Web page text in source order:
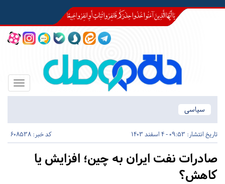
Toggle
سیاسی
تاریخ انتشار: 09:53 - 4 اسفند 1403 کد خبر: 608538
صادرات نفت ایران به چین؛ افزایش یا
کاهش؟